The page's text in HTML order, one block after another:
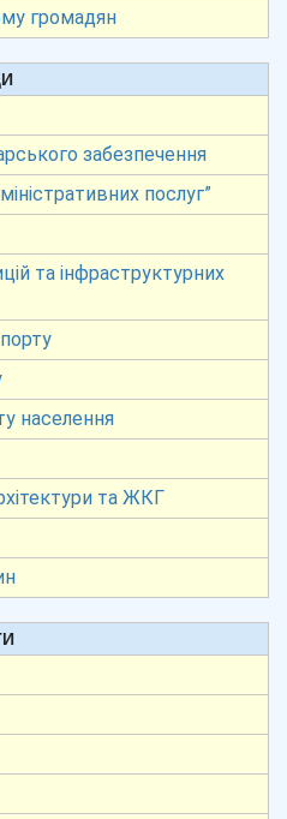
громадян
забезпечення
послуг”
та інфраструктурних
населення
та ЖКГ